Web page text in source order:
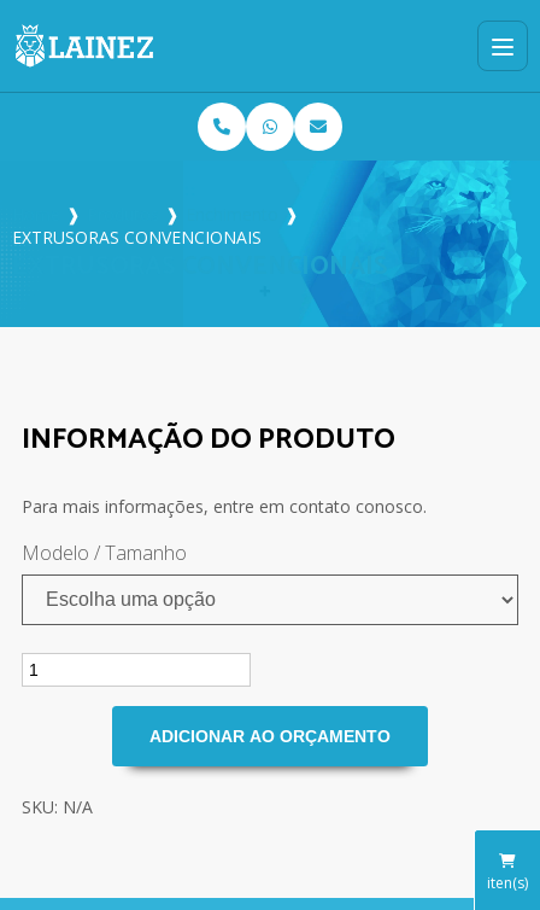
iten(s)
❱ ❱
❱
EXTRUSORAS CONVENCIONAIS
EXTRUSORAS CONVENCIONAIS
INFORMAÇÃO DO PRODUTO
Para mais informações, entre em contato conosco.
Modelo / Tamanho
SKU: N/A